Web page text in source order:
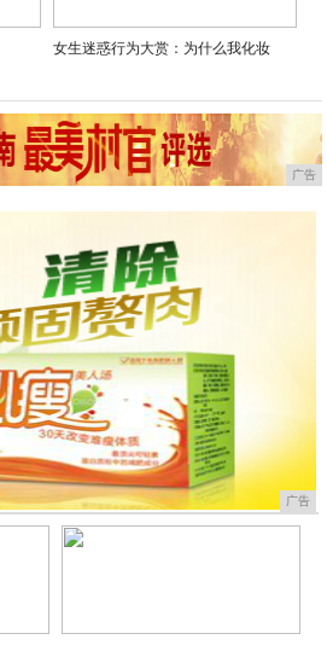
女生迷惑行为大赏：为什么我化妆
广告
广告